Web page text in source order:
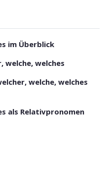
im Überblick
welche, welches
welche, welches
als Relativpronomen